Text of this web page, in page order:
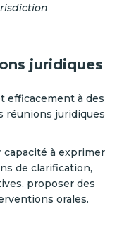
juridiques
efficacement à des
réunions juridiques
à exprimer
de clarification,
proposer des
orales.